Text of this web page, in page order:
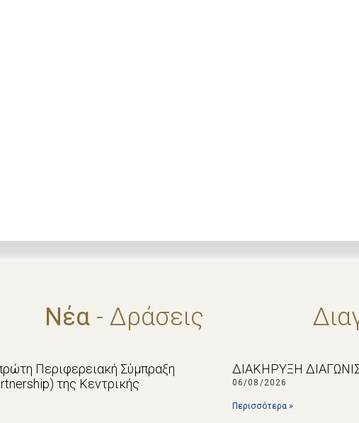
Νέα - Δράσεις
Περιφερειακή Σύμπραξη
της Κεντρικής
ΔΙΑΚΗΡΥΞΗ
06/08/2026
Περισσότερα »